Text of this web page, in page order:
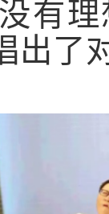
有
出了